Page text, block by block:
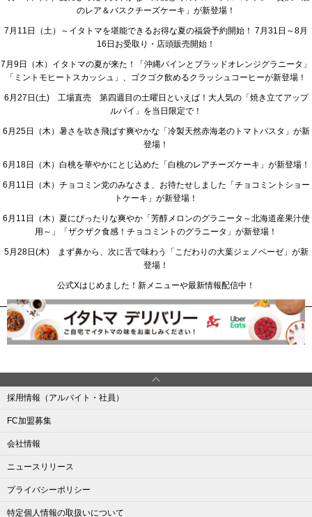
のレア＆バスクチーズケーキ」が新登場！
7月11日（土）～イタトマを堪能できるお得な夏の福袋予約開始！ 7月31日～8月
16日お受取り・店頭販売開始！
7月9日（木）イタトマの夏が来た！「沖縄パインとブラッドオレンジグラニータ」
「ミントモヒートスカッシュ」、ゴクゴク飲めるクラッシュコーヒーが新登場！
6月27日(土) 工場直売 第四週目の土曜日といえば！大人気の「焼き立てアップ
ルパイ」を当日限定で！
6月25日（木）暑さを吹き飛ばす爽やかな「冷製天然赤海老のトマトパスタ」が新
登場！
6月18日（木）白桃を華やかにとじ込めた「白桃のレアチーズケーキ」が新登場！
6月11日（木）チョコミン党のみなさま、お待たせしました「チョコミントショー
トケーキ」が新登場！
6月11日（木）夏にぴったりな爽やか「芳醇メロンのグラニータ～北海道産果汁使
用～」「ザクザク食感！チョコミントのグラニータ」が新登場！
5月28日(木) まず鼻から、次に舌で味わう「こだわりの大葉ジェノベーゼ」が新
登場！
公式Xはじめました！新メニューや最新情報配信中！
採用情報（アルバイト・社員）
FC加盟募集
会社情報
ニュースリリース
プライバシーポリシー
特定個人情報の取扱いについて